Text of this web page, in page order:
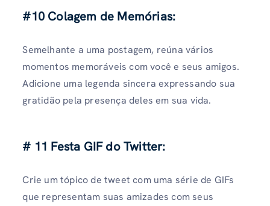
#10 Colagem de Memórias:
Semelhante a uma postagem, reúna vários
momentos memoráveis ​​​​com você e seus amigos.
Adicione uma legenda sincera expressando sua
gratidão pela presença deles em sua vida.
# 11 Festa GIF do Twitter:
Crie um tópico de tweet com uma série de GIFs
que representam suas amizades com seus